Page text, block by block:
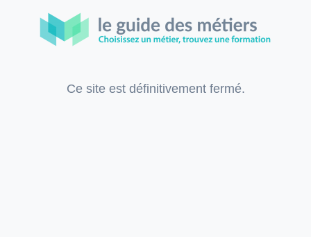
Ce site est définitivement fermé.